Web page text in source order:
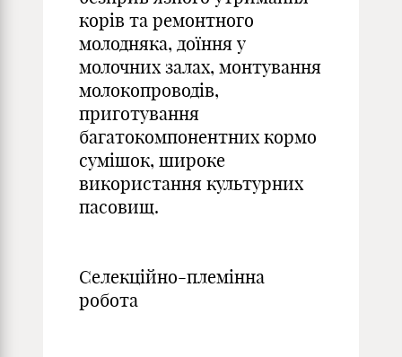
корів та ремонтного
молодняка, доїння у
молочних залах, монтування
молокопроводів,
приготування
багатокомпонентних кормо
сумішок, широке
використання культурних
пасовищ.
Селекційно-племінна
робота